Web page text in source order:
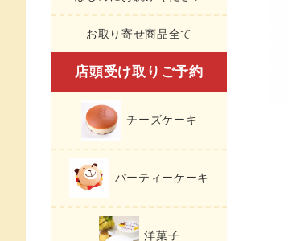
お取り寄せ商品全て
店頭受け取りご予約
チーズケーキ
パーティーケーキ
洋菓子